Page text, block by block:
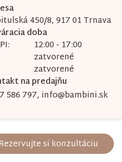
450/8, 917 01 Trnava
doba
12:00 - 17:00
zatvorené
zatvorené
na predajňu
586 797, info@bambini.sk
si konzultáciu